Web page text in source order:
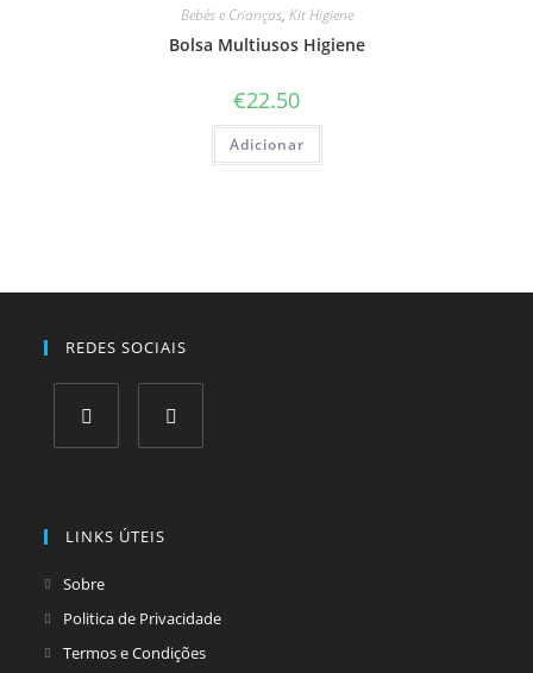
Bebés e Crianças, Kit Higiene
Bolsa Multiusos Higiene
€22.50
Adicionar
REDES SOCIAIS
tab
LINKS ÚTEIS
Sobre
Politica de Privacidade
Termos e Condições